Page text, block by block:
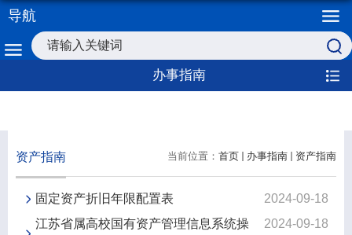
导航
办事指南
当前位置： 首页 办事指南 资产指南
资产指南
固定资产折旧年限配置表
2024-09-18
江苏省属高校国有资产管理信息系统操
2024-09-18